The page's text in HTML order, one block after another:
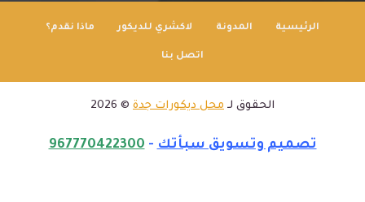
الرئيسية المدونة لاكشري للديكور ماذا نقدم؟
اتصل بنا
الحقوق لـ محل ديكورات جدة © 2026
تصميم وتسويق سبأتك-
967770422300